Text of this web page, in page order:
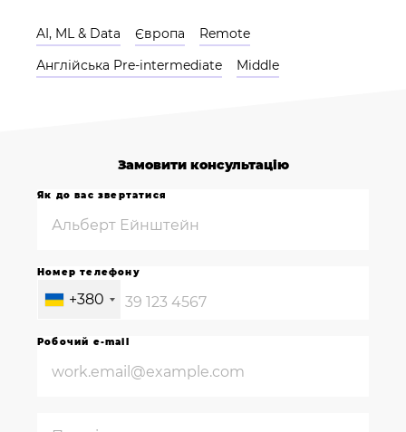
AI, ML & Data Європа
Remote
Англійська Pre-intermediate
Middle
Замовити консультацію
Як до вас звертатися
Номер телефону
+380
Робочий e-mail